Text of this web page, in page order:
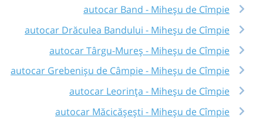
autocar Band - Miheșu de Cîmpie
autocar Drăculea Bandului - Miheșu de Cîmpie
autocar Târgu-Mureș - Miheșu de Cîmpie
autocar Grebenișu de Câmpie - Miheșu de Cîmpie
autocar Leorința - Miheșu de Cîmpie
autocar Măcicășești - Miheșu de Cîmpie